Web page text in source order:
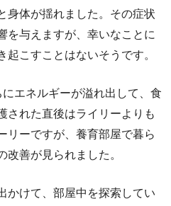
身体が揺れました。その症状
を与えますが、幸いなことに
こすことはないそうです。
エネルギーが溢れ出して、食
された直後はライリーよりも
リーですが、養育部屋で暮ら
改善が見られました。
かけて、部屋中を探索してい